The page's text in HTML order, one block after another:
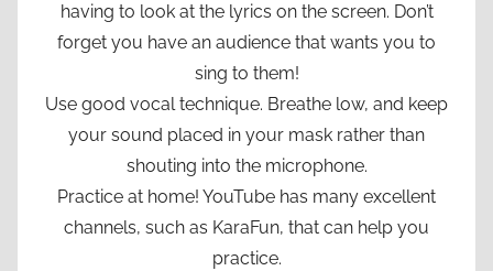
having to look at the lyrics on the screen. Don’t
forget you have an audience that wants you to
sing to them!
Use good vocal technique. Breathe low, and keep
your sound placed in your mask rather than
shouting into the microphone.
Practice at home! YouTube has many excellent
channels, such as KaraFun, that can help you
practice.